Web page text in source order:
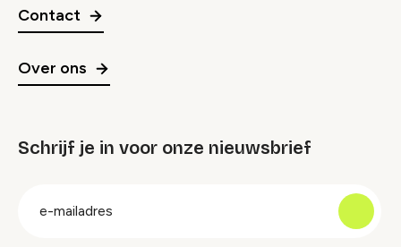
Contact
Over ons
Schrijf je in voor onze nieuwsbrief